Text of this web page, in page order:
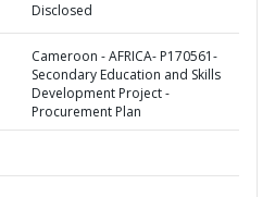
Disclosed
Cameroon - AFRICA- P170561-
Secondary Education and Skills
Development Project -
Procurement Plan